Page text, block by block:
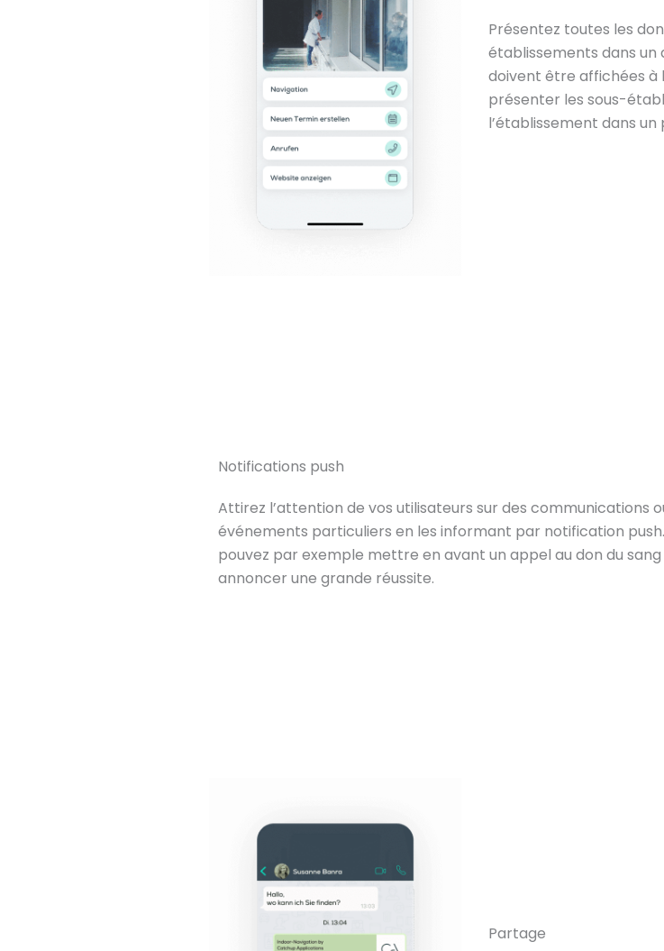
Présentez toutes les
établissements dans un
doivent être affichées à
présenter les sous-
l’établissement dans un
Notifications push
Attirez l’attention de vos utilisateurs sur des communications
événements particuliers en les informant par notification
pouvez par exemple mettre en avant un appel au don du sang
annoncer une grande réussite.
Partage